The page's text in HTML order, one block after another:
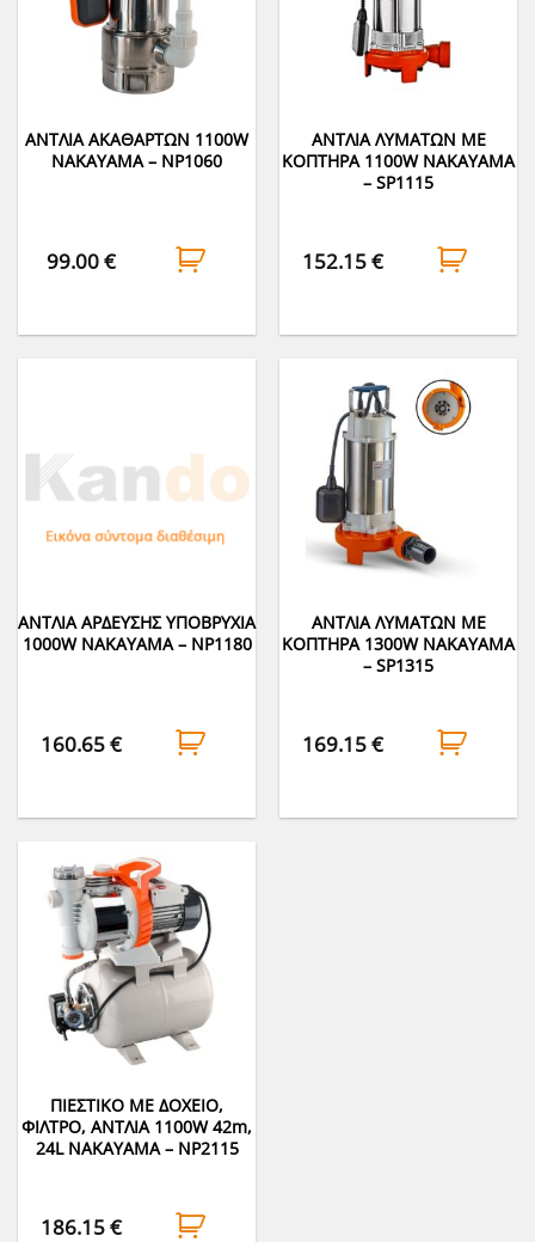
ΑΝΤΛΙΑ ΑΚΑΘΑΡΤΩΝ 1100W
NAKAYAMA – NP1060
99.00€
ΑΝΤΛΙΑ ΛΥΜΑΤΩΝ ΜΕ
ΚΟΠΤΗΡΑ 1100W NAKAYAMA
– SP1115
152.15€
ΑΝΤΛΙΑ ΑΡΔΕΥΣΗΣ ΥΠΟΒΡΥΧΙΑ
1000W NAKAYAMA – NP1180
160.65€
ΑΝΤΛΙΑ ΛYΜΑΤΩΝ ΜΕ
ΚΟΠΤΗΡΑ 1300W NAKAYAMA
– SP1315
169.15€
ΠΙΕΣΤΙΚΟ ΜΕ ΔΟΧΕΙΟ,
ΦΙΛΤΡΟ, ΑΝΤΛΙΑ 1100W 42m,
24L NAKAYAMA – NP2115
186.15€